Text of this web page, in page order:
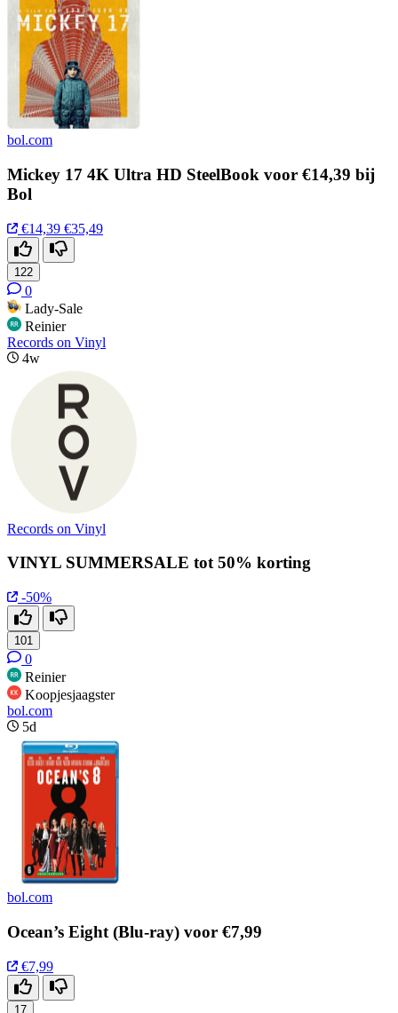
bol.com
Mickey 17 4K Ultra HD SteelBook voor €14,39 bij
Bol
€14,39 €35,49
122
0
Lady-Sale
Reinier
Records on Vinyl
4w
Records on Vinyl
VINYL SUMMERSALE tot 50% korting
-50%
101
0
Reinier
Koopjesjaagster
bol.com
5d
bol.com
Ocean’s Eight (Blu-ray) voor €7,99
€7,99
17